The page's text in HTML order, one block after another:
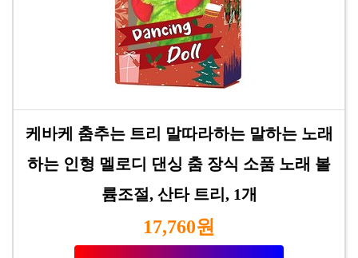
케바케 춤추는 트리 말따라하는 말하는 노래
하는 인형 멜로디 댄싱 춤 장식 소품 노래 볼
륨조절, 산타 트리, 1개
17,760원